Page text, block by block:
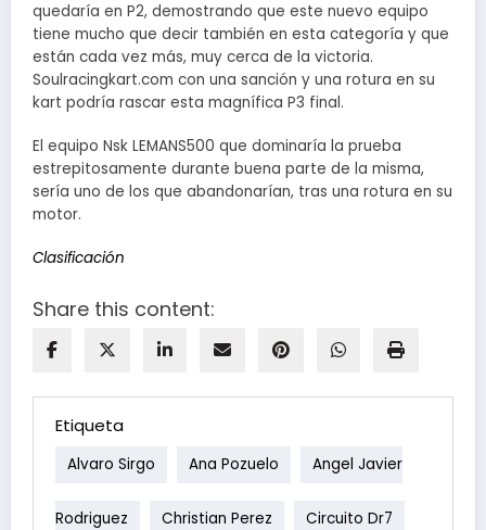
quedaría en P2, demostrando que este nuevo equipo
tiene mucho que decir también en esta categoría y que
están cada vez más, muy cerca de la victoria.
Soulracingkart.com con una sanción y una rotura en su
kart podría rascar esta magnífica P3 final.
El equipo Nsk LEMANS500 que dominaría la prueba
estrepitosamente durante buena parte de la misma,
sería uno de los que abandonarían, tras una rotura en su
motor.
Clasificación
Share this content:
Etiqueta
Alvaro Sirgo Ana Pozuelo Angel Javier
Rodriguez Christian Perez Circuito Dr7